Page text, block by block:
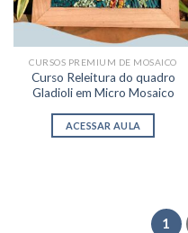
CURSOS PREMIUM DE MOSAICO
Curso Releitura do quadro
Gladioli em Micro Mosaico
ACESSAR AULA
1